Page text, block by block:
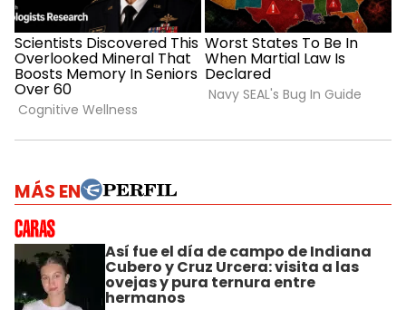
MÁS EN
Así fue el día de campo de Indiana
Cubero y Cruz Urcera: visita a las
ovejas y pura ternura entre
hermanos